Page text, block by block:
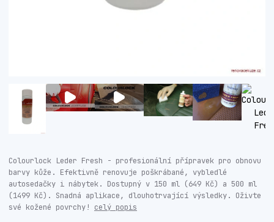
Colourlock Leder Fresh - profesionální přípravek pro obnovu
barvy kůže. Efektivně renovuje poškrábané, vybledlé
autosedačky i nábytek. Dostupný v 150 ml (649 Kč) a 500 ml
(1499 Kč). Snadná aplikace, dlouhotrvající výsledky. Oživte
své kožené povrchy! celý popis